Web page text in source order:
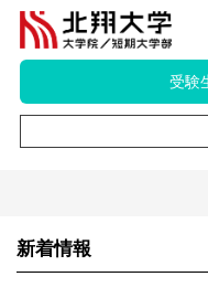
受験
新着情報